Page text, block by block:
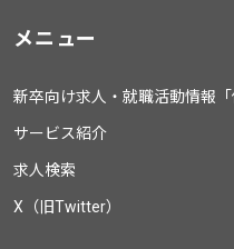
メニュー
新卒向け求人・就職活動情報「
サービス紹介
求人検索
X（旧Twitter）